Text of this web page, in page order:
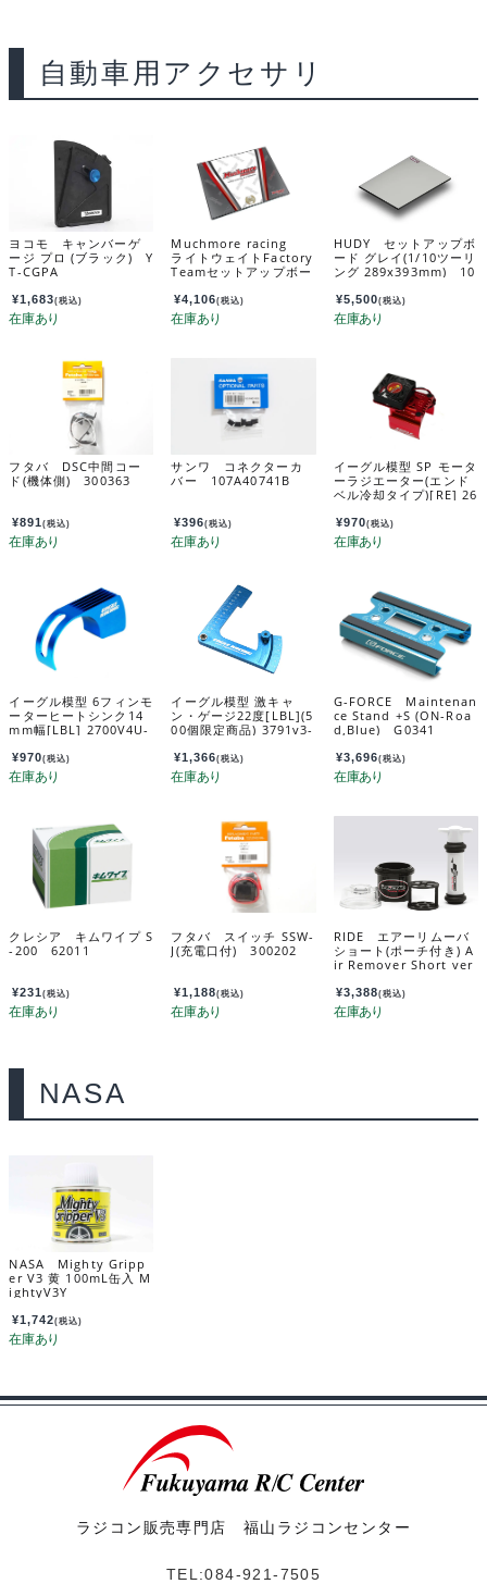
自動車用アクセサリ
ヨコモ キャンバーゲ
ージ プロ (ブラック) Y
T-CGPA
¥1,683(税込)
Muchmore racing
ライトウェイトFactory
Teamセットアップボー
(320×420) MR-LBSF
V4
¥4,106(税込)
HUDY セットアップボ
ード グレイ(1/10ツーリ
ング 289x393mm) 10
¥5,500(税込)
フタバ DSC中間コー
ド(機体側) 300363
¥891(税込)
サンワ コネクターカ
バー 107A40741B
¥396(税込)
イーグル模型 SP モータ
ーラジエーター(エンド
ベル冷却タイプ)[RE] 26
¥970(税込)
イーグル模型 6フィンモ
ーターヒートシンク14
mm幅[LBL] 2700V4U-
¥970(税込)
イーグル模型 激キャ
ン・ゲージ22度[LBL](5
00個限定商品) 3791v3-
¥1,366(税込)
G-FORCE Maintenan
ce Stand +S (ON-Roa
d,Blue) G0341
¥3,696(税込)
クレシア キムワイプ S
-200 62011
¥231(税込)
フタバ スイッチ SSW-
J(充電口付) 300202
¥1,188(税込)
RIDE エアーリムーバ
ショート(ポーチ付き) A
ir Remover Short ver
100
¥3,388(税込)
NASA
NASA Mighty Gripp
er V3 黄 100mL缶入 M
ightyV3Y
¥1,742(税込)
ラジコン販売専門店 福山ラジコンセンター
TEL:084-921-7505